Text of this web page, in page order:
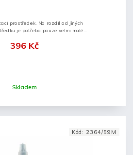
Skladem
396 Kč
prostředek. Na rozdíl od jiných
je potřeba pouze velmi malé
Kód: 2364/59M